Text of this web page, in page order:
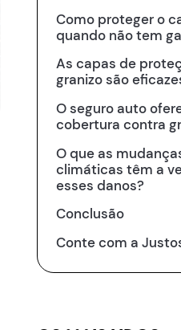
Como proteger o
quando não tem
As capas de
granizo são
O seguro auto
cobertura contra
O que as
climáticas têm a
esses danos?
Conclusão
Conte com a